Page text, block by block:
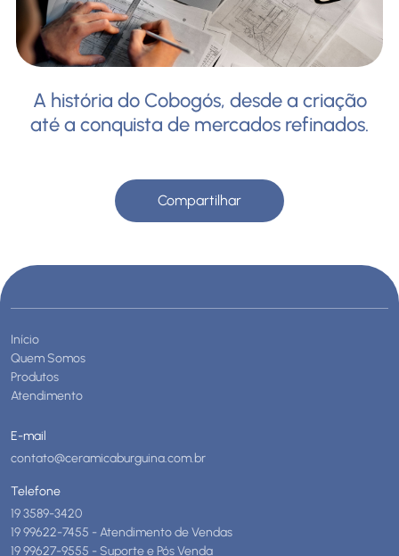
A história do Cobogós, desde a criação
até a conquista de mercados refinados.
Compartilhar
Início
Quem Somos
Produtos
Atendimento
E-mail
contato@ceramicaburguina.com.br
Telefone
19 3589-3420
19 99622-7455 - Atendimento de Vendas
19 99627-9555 - Suporte e Pós Venda